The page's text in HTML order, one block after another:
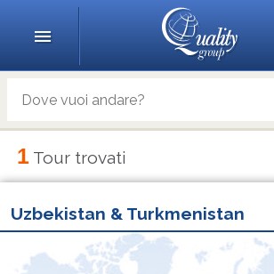
1 Tour trovati
Uzbekistan & Turkmenistan